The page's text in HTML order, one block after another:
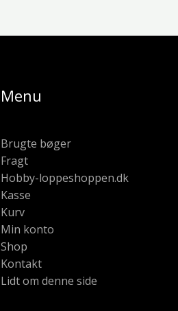
Menu
Brugte bøger
Fragt
Hobby-loppeshoppen.dk
Kasse
Kurv
Min konto
Shop
Kontakt
Lidt om denne side